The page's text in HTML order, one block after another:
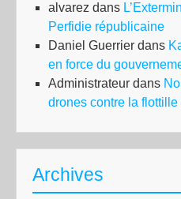
alvarez dans
Perfidie républicaine
Daniel Guerrier dans
en force du
Administrateur dans
drones contre la
Archives